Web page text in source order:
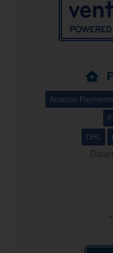
Amazon Payments
DHL